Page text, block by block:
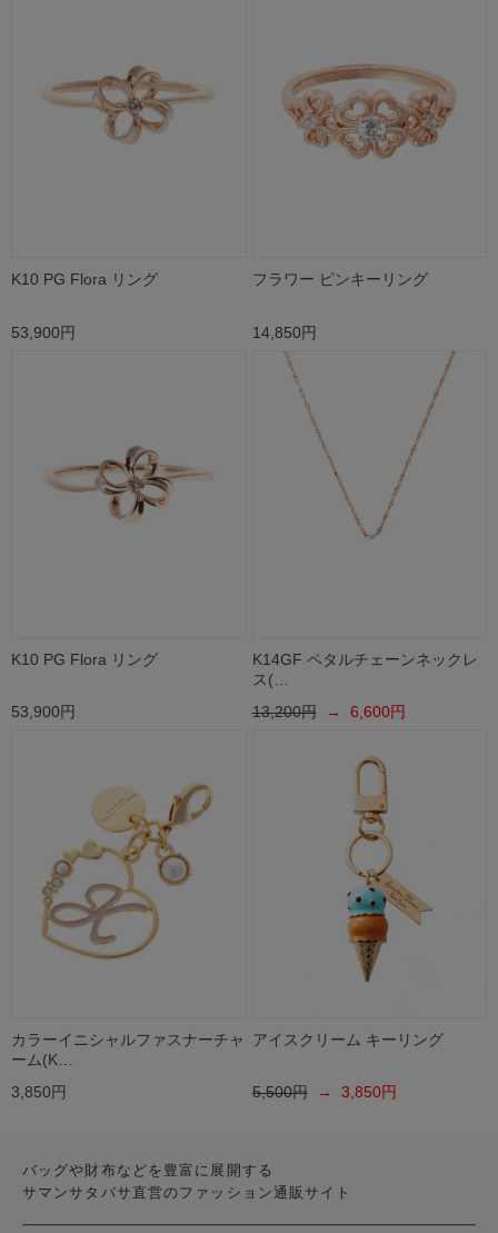
K10 PG Flora リング
53,900円
フラワー ピンキーリング
14,850円
K10 PG Flora リング
53,900円
K14GF ペタルチェーンネックレ
ス(…
13,200円→ 6,600円
カラーイニシャルファスナーチャ
ーム(K…
3,850円
アイスクリーム キーリング
5,500円→ 3,850円
バッグや財布などを豊富に展開する
サマンサタバサ直営のファッション通販サイト